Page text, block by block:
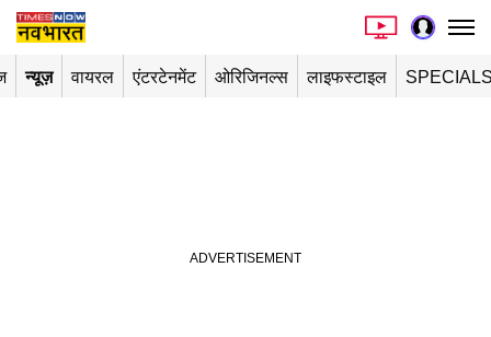
न्यूज़ वायरल एंटरटेनमेंट ओरिजिनल्स लाइफस्टाइल